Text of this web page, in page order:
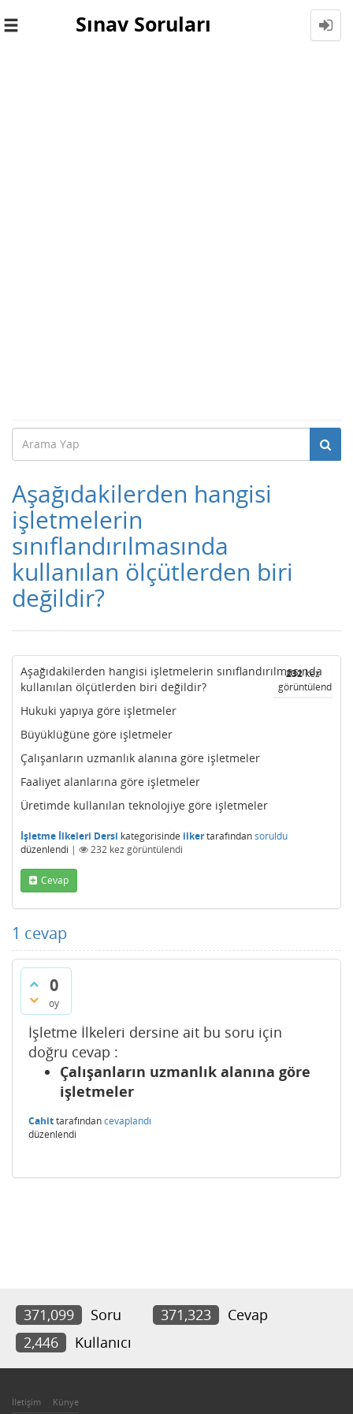
Toggle
Sınav Soruları
Aşağıdakilerden hangisi
işletmelerin
sınıflandırılmasında
kullanılan ölçütlerden biri
değildir?
232kez
görüntülendi
Aşağıdakilerden hangisi işletmelerin sınıflandırılmasında
kullanılan ölçütlerden biri değildir?
Hukuki yapıya göre işletmeler
Büyüklüğüne göre işletmeler
Çalışanların uzmanlık alanına göre işletmeler
Faaliyet alanlarına göre işletmeler
Üretimde kullanılan teknolojiye göre işletmeler
İşletme İlkeleri Dersi kategorisinde ilkertarafındansoruldu
düzenlendi | 232 kez görüntülendi
Cevap
1 cevap
0
oy
İşletme İlkeleri dersine ait bu soru için
doğru cevap :
Çalışanların uzmanlık alanına göre
işletmeler
Cahittarafındancevaplandı
düzenlendi
371,099 Soru 371,323
Cevap
2,446
Kullanıcı
İletişim Künye